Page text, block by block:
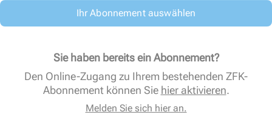
Ihr Abonnement auswählen
Sie haben bereits ein Abonnement?
Den Online-Zugang zu Ihrem bestehenden ZFK-
Abonnement können Sie hier aktivieren.
Melden Sie sich hier an.